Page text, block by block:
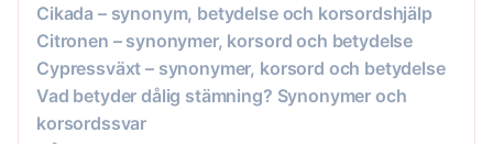
Cikada – synonym, betydelse och korsordshjälp
Citronen – synonymer, korsord och betydelse
Cypressväxt – synonymer, korsord och betydelse
Vad betyder dålig stämning? Synonymer och
korsordssvar